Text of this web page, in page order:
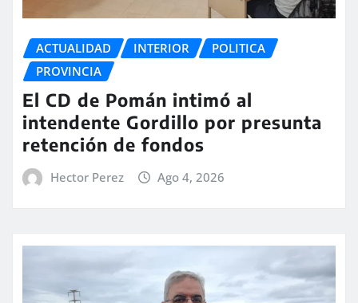
ACTUALIDAD INTERIOR
POLITICA
PROVINCIA
El CD de Pomán intimó al
intendente Gordillo por presunta
retención de fondos
Hector Perez Ago 4, 2026